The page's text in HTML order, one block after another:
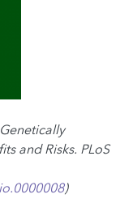
and Risks. PLoS
)